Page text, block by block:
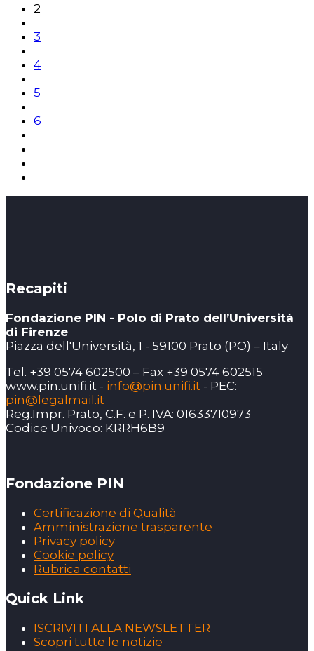
2
3
4
5
6
Recapiti
Fondazione PIN - Polo di Prato dell’Università
di Firenze
Piazza dell'Università, 1 - 59100 Prato (PO) – Italy
Tel. +39 0574 602500 – Fax +39 0574 602515
www.pin.unifi.it - info@pin.unifi.it - PEC:
pin@legalmail.it
Reg.Impr. Prato, C.F. e P. IVA: 01633710973
Codice Univoco: KRRH6B9
Fondazione PIN
Certificazione di Qualità
Amministrazione trasparente
Privacy policy
Cookie policy
Rubrica contatti
Quick Link
ISCRIVITI ALLA NEWSLETTER
Scopri tutte le notizie